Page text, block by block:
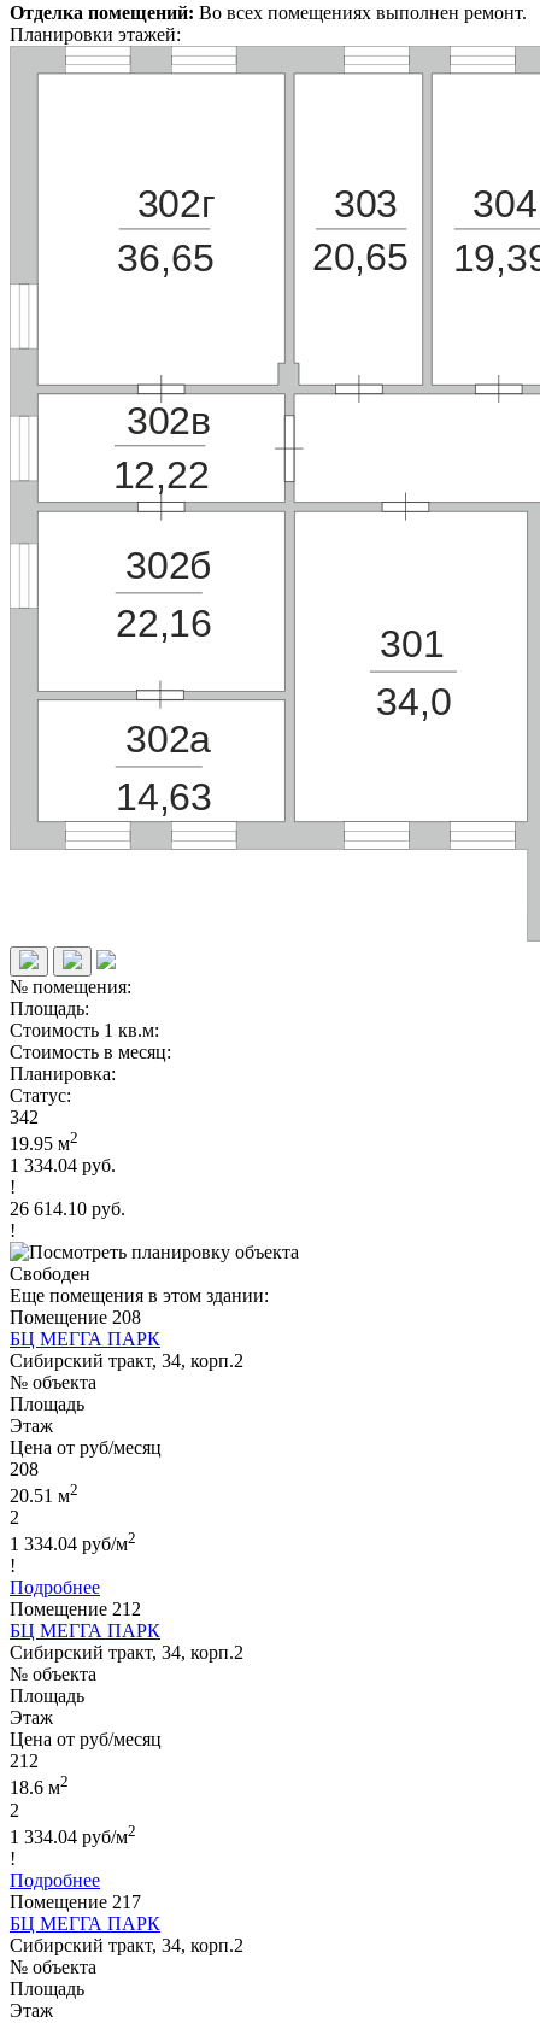
Отделка помещений: Во всех помещениях выполнен ремонт.
Планировки этажей:
34,0
301
302б
302а
302г 303 304
302в
22,16
14,63
36,65 20,65
12,22
№ помещения:
Площадь:
Стоимость 1 кв.м:
Стоимость в месяц:
Планировка:
Статус:
342
19.95 м2
1 334.04 руб.
!
26 614.10 руб.
!
Свободен
Еще помещения в этом здании:
Помещение 208
БЦ МЕГГА ПАРК
Сибирский тракт, 34, корп.2
№ объекта
Площадь
Этаж
Цена от руб/месяц
208
20.51 м2
2
1 334.04 руб/м2
!
Подробнее
Помещение 212
БЦ МЕГГА ПАРК
Сибирский тракт, 34, корп.2
№ объекта
Площадь
Этаж
Цена от руб/месяц
212
18.6 м2
2
1 334.04 руб/м2
!
Подробнее
Помещение 217
БЦ МЕГГА ПАРК
Сибирский тракт, 34, корп.2
№ объекта
Площадь
Этаж